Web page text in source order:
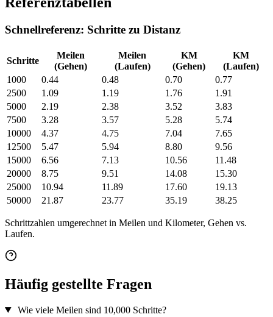
Schnellreferenz: Schritte zu Distanz
Schritte
Meilen
(Gehen)
Meilen
(Laufen)
KM
(Gehen)
KM
(Laufen)
1000
0.44 0.48 0.70
0.77
2500
1.09 1.19 1.76
1.91
5000
2.19 2.38 3.52
3.83
7500
3.28 3.57 5.28
5.74
10000
4.37 4.75 7.04
7.65
12500
5.47 5.94 8.80
9.56
15000
6.56 7.13 10.56
11.48
20000
8.75 9.51 14.08
15.30
25000
10.94 11.89 17.60
19.13
50000
21.87 23.77 35.19 38.25
Schrittzahlen umgerechnet in Meilen und Kilometer, Gehen vs.
Laufen.
Häufig gestellte Fragen
Wie viele Meilen sind 10,000 Schritte?